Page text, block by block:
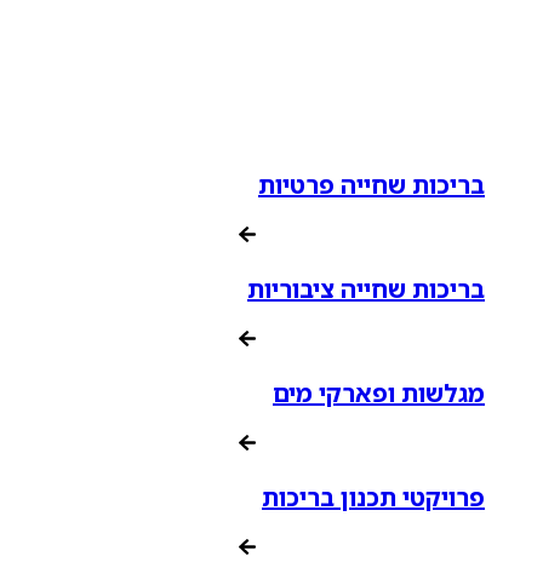
בריכות שחייה פרטיות
בריכות שחייה ציבוריות
מגלשות ופארקי מים
פרויקטי תכנון בריכות